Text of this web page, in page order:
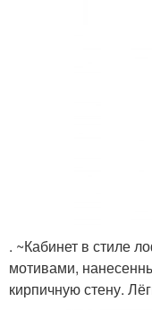
. ~Кабинет в стиле
мотивами,
кирпичную стену.